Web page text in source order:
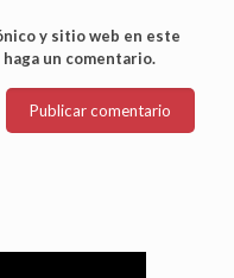
y sitio web en este
un comentario.